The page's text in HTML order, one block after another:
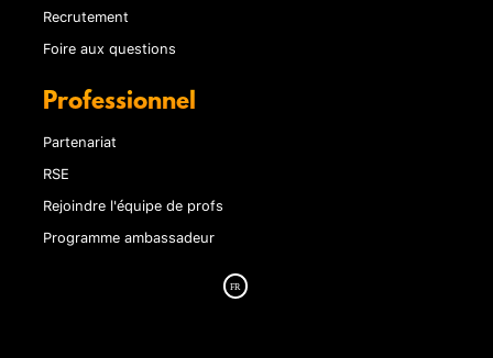
Recrutement
Foire aux questions
Professionnel
Partenariat
RSE
Rejoindre l'équipe de profs
Programme ambassadeur